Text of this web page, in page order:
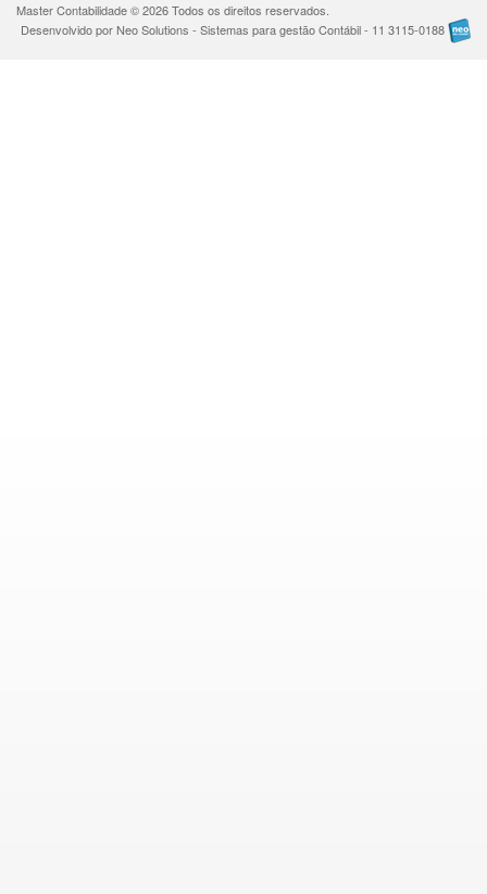
Master Contabilidade © 2026 Todos os direitos reservados.
Desenvolvido por Neo Solutions - Sistemas para gestão Contábil - 11 3115-0188